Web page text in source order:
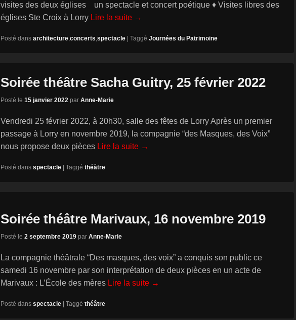
visites des deux églises un spectacle et concert poétique ♦ Visites libres des
églises Ste Croix à Lorry Lire la suite →
Posté dans architecture,concerts,spectacle Taggé Journées du Patrimoine
Soirée théâtre Sacha Guitry, 25 février 2022
Posté le 15 janvier 2022 par Anne-Marie
Vendredi 25 février 2022, à 20h30, salle des fêtes de Lorry Après un premier
passage à Lorry en novembre 2019, la compagnie “des Masques, des Voix”
nous propose deux pièces Lire la suite →
Posté dans spectacle Taggé théâtre
Soirée théâtre Marivaux, 16 novembre 2019
Posté le 2 septembre 2019 par Anne-Marie
La compagnie théâtrale “Des masques, des voix” a conquis son public ce
samedi 16 novembre par son interprétation de deux pièces en un acte de
Marivaux : L’École des mères Lire la suite →
Posté dans spectacle | Taggé théâtre